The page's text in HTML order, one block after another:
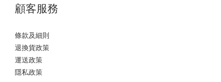
顧客服務
條款及細則
退換貨政策
運送政策
隱私政策